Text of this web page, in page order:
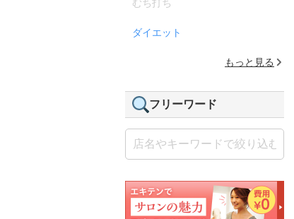
むち打ち
ダイエット
もっと見る
フリーワード